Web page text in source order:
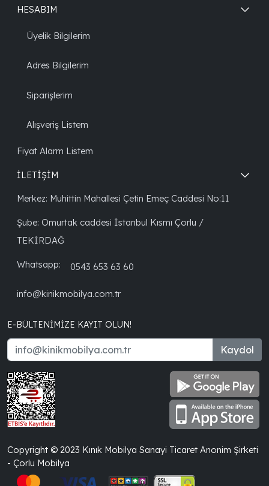
HESABIM
Üyelik Bilgilerim
Adres Bilgilerim
Siparişlerim
Alışveriş Listem
Fiyat Alarm Listem
İLETİŞİM
Merkez: Muhittin Mahallesi Çetin Emeç Caddesi No:11
Şube: Omurtak caddesi İstanbul Kısmı Çorlu /
TEKİRDAĞ
Whatsapp: 0543 653 63 60
info@kinikmobilya.com.tr
E-BÜLTENIMIZE KAYIT OLUN!
Kaydol
Copyright © 2023 Kınık Mobilya Sanayi Ticaret Anonim Şirketi
- Çorlu Mobilya